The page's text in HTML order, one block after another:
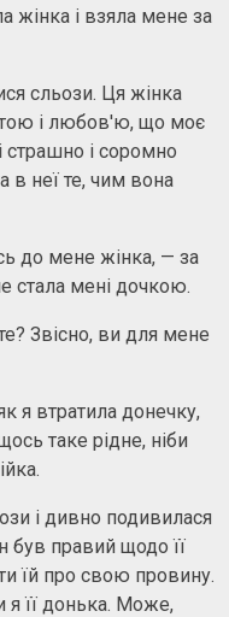
жінка і взяла мене за
сльози. Ця жінка
і любов'ю, що моє
страшно і соромно
в неї те, чим вона
до мене жінка, — за
стала мені дочкою.
Звісно, ви для мене
я втратила донечку,
таке рідне, ніби
і дивно подивилася
був правий щодо її
їй про свою провину.
я її донька. Може,